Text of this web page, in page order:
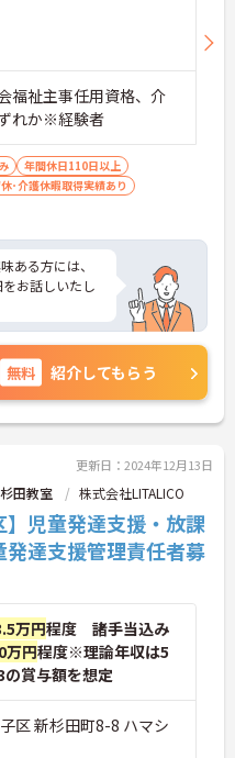
福祉主事任用資格、介
れか※経験者
年間休日110日以上
･介護休暇取得実績あり
ある方には、
お話しいたし
無料 紹介してもらう
更新日：2024年12月13日
田教室 株式会社LITALICO
】児童発達支援・放課
達支援管理責任者募
万円程度 諸手当込み
万円程度※理論年収は5
賞与額を想定
区 新杉田町8-8 ハマシ